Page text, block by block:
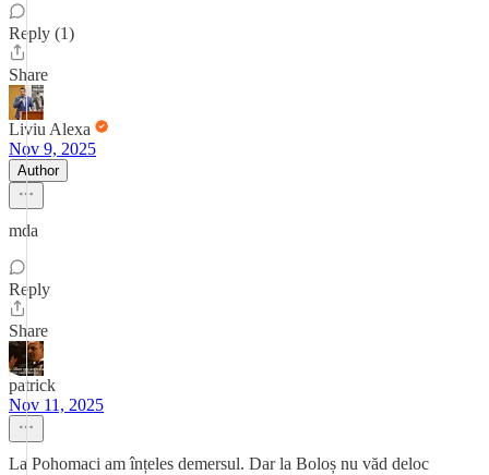
Reply (1)
Share
Liviu Alexa
Nov 9, 2025
Author
mda
Reply
Share
patrick
Nov 11, 2025
La Pohomaci am înțeles demersul. Dar la Boloș nu văd deloc